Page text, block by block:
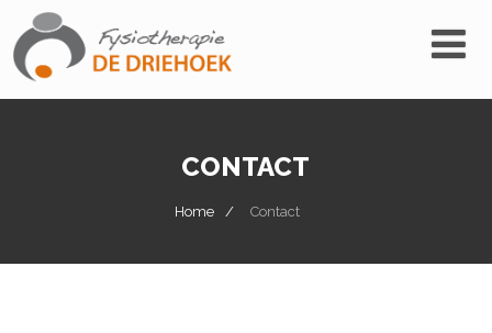
CONTACT
Home Contact